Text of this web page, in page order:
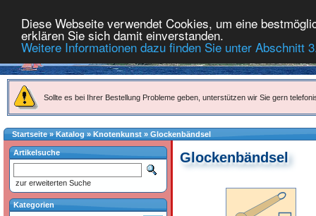
Diese Webseite verwendet Cookies, um eine
erklären Sie sich damit einverstanden.
Weitere Informationen dazu finden Sie unter Abschnitt
Sollte es bei Ihrer Bestellung Probleme geben, unterstützen wir Sie gern
Startseite»Katalog » Knotenkunst » Glockenbändsel
Glockenbändsel
Artikelsuche
zur erweiterten Suche
Kategorien